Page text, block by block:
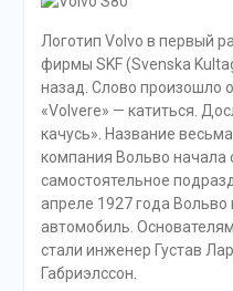
Логотип Volvo в первый
фирмы SKF (Svenska
назад. Слово произошло
«Volvere» — катиться.
качусь». Название
компания Вольво начала
самостоятельное
апреле 1927 года
автомобиль.
стали инженер Густав
Габриэлссон.